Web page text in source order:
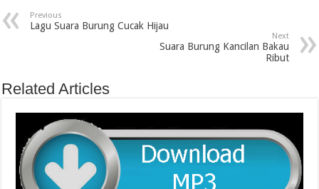
Previous
Lagu Suara Burung Cucak Hijau
Next
Suara Burung Kancilan Bakau
Ribut
Related Articles